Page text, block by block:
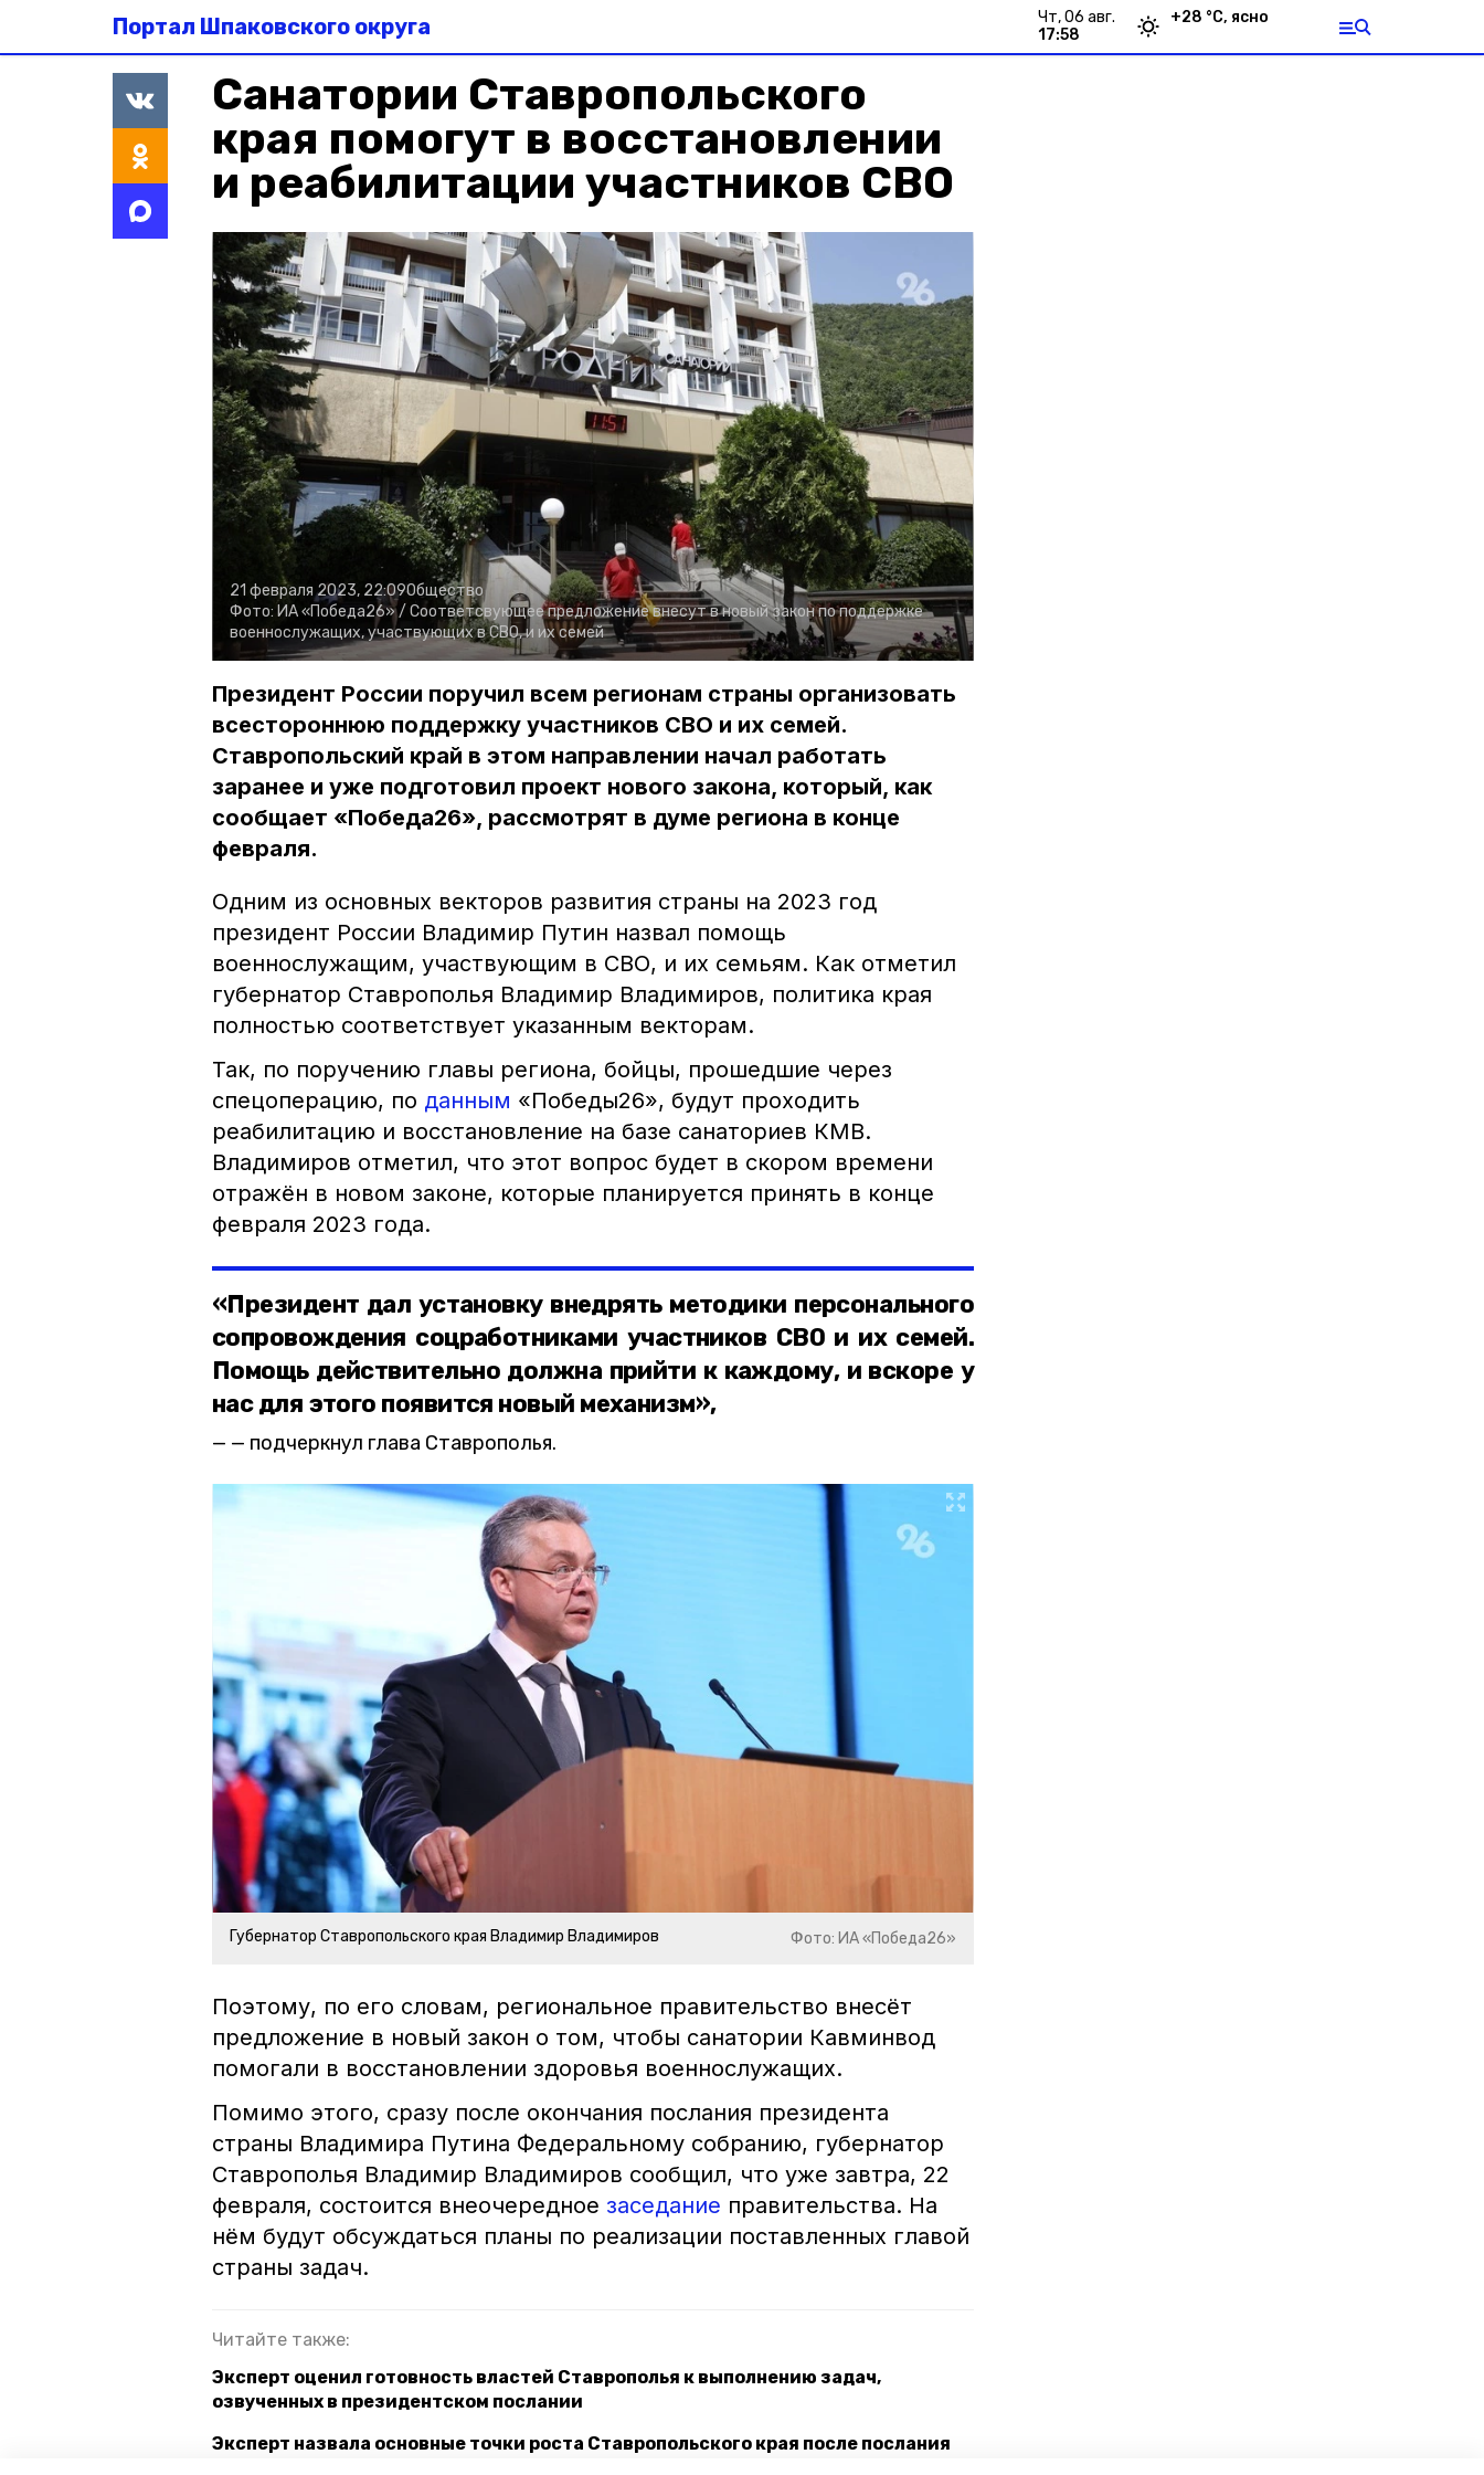
Портал Шпаковского округа
чт, 06 авг.
17:58
+28 °С, ясно
Санатории Ставропольского
края помогут в восстановлении
и реабилитации участников СВО
21 февраля 2023, 22:09Общество
Фото: ИА «Победа26» / Соответсвующее предложение внесут в новый закон по поддержке
военнослужащих, участвующих в СВО, и их семей
Президент России поручил всем регионам страны организовать
всестороннюю поддержку участников СВО и их семей.
Ставропольский край в этом направлении начал работать
заранее и уже подготовил проект нового закона, который, как
сообщает «Победа26», рассмотрят в думе региона в конце
февраля.
Одним из основных векторов развития страны на 2023 год
президент России Владимир Путин назвал помощь
военнослужащим, участвующим в СВО, и их семьям. Как отметил
губернатор Ставрополья Владимир Владимиров, политика края
полностью соответствует указанным векторам.
Так, по поручению главы региона, бойцы, прошедшие через
спецоперацию, по данным «Победы26», будут проходить
реабилитацию и восстановление на базе санаториев КМВ.
Владимиров отметил, что этот вопрос будет в скором времени
отражён в новом законе, которые планируется принять в конце
февраля 2023 года.
«Президент дал установку внедрять методики персонального
сопровождения соцработниками участников СВО и их семей.
Помощь действительно должна прийти к каждому, и вскоре у
нас для этого появится новый механизм»,
— подчеркнул глава Ставрополья.
Губернатор Ставропольского края Владимир Владимиров Фото: ИА «Победа26»
Поэтому, по его словам, региональное правительство внесёт
предложение в новый закон о том, чтобы санатории Кавминвод
помогали в восстановлении здоровья военнослужащих.
Помимо этого, сразу после окончания послания президента
страны Владимира Путина Федеральному собранию, губернатор
Ставрополья Владимир Владимиров сообщил, что уже завтра, 22
февраля, состоится внеочередное заседание правительства. На
нём будут обсуждаться планы по реализации поставленных главой
страны задач.
Читайте также:
Эксперт оценил готовность властей Ставрополья к выполнению задач,
озвученных в президентском послании
Эксперт назвала основные точки роста Ставропольского края после послания